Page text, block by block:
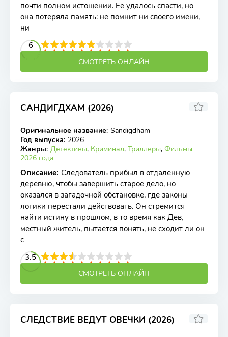
почти полном истощении. Её удалось спасти, но
она потеряла память: не помнит ни своего имени,
ни
6
4 5 6 7 8 9 10
СМОТРЕТЬ ОНЛАЙН
САНДИГДХАМ (2026)
TS
Оригинальное название: Sandigdham
Год выпуска: 2026
Жанры: Детективы, Криминал, Триллеры, Фильмы
2026 года
Описание: Следователь прибыл в отдаленную
деревню, чтобы завершить старое дело, но
оказался в загадочной обстановке, где законы
логики перестали действовать. Он стремится
найти истину в прошлом, в то время как Дев,
местный житель, пытается понять, не сходит ли он
с
3.5
4 5 6 7 8 9 10
СМОТРЕТЬ ОНЛАЙН
СЛЕДСТВИЕ ВЕДУТ ОВЕЧКИ (2026)
7.33 7.7